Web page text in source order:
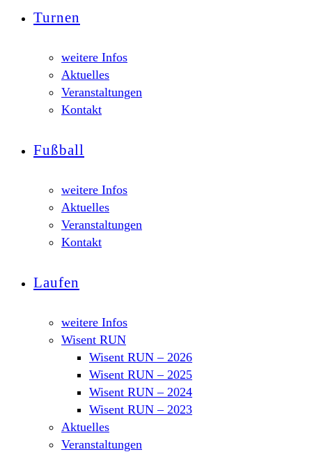
Turnen
weitere Infos
Aktuelles
Veranstaltungen
Kontakt
Fußball
weitere Infos
Aktuelles
Veranstaltungen
Kontakt
Laufen
weitere Infos
Wisent RUN
Wisent RUN – 2026
Wisent RUN – 2025
Wisent RUN – 2024
Wisent RUN – 2023
Aktuelles
Veranstaltungen